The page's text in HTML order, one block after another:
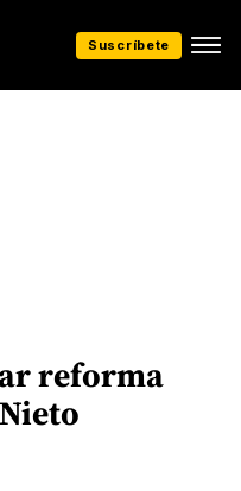
Suscríbete
reforma